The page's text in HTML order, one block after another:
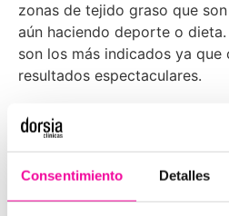
Consentimiento Detalles
zonas de tejido graso que
aún haciendo deporte o
son los más indicados ya que
resultados espectaculares.
¿Qué zonas cubre
HD?